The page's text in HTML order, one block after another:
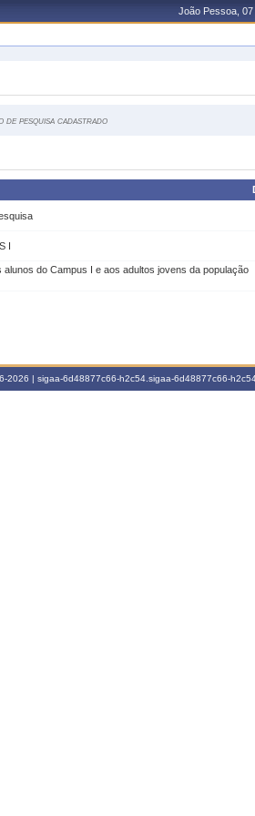
João Pessoa,
de pesquisa cadastrado
I
do Campus I e aos adultos jovens da população
2026 | sigaa-6d48877c66-h2c54.sigaa-6d48877c66-